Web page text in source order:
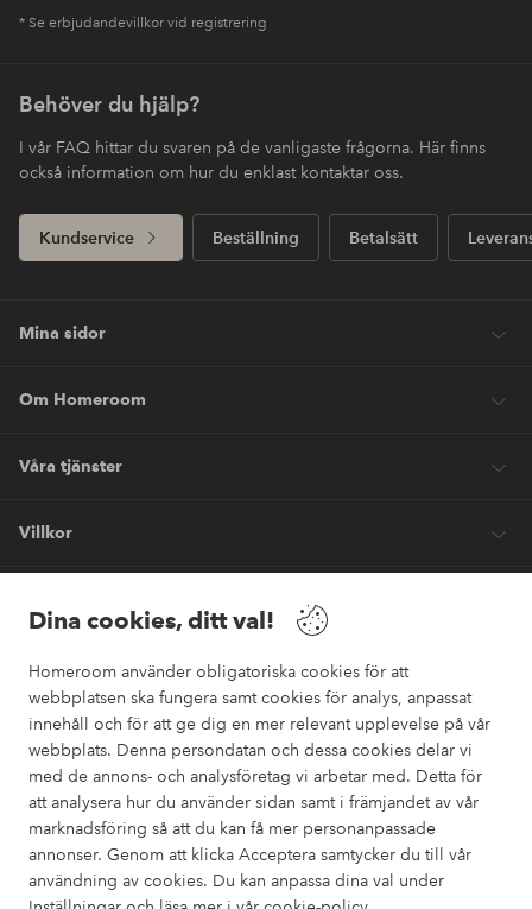
Dina cookies, ditt val!
Homeroom använder obligatoriska cookies för att
webbplatsen ska fungera samt cookies för analys, anpassat
innehåll och för att ge dig en mer relevant upplevelse på vår
webbplats. Denna persondatan och dessa cookies delar vi
med de annons- och analysföretag vi arbetar med. Detta för
att analysera hur du använder sidan samt i främjandet av vår
marknadsföring så att du kan få mer personanpassade
annonser. Genom att klicka Acceptera samtycker du till vår
användning av cookies. Du kan anpassa dina val under
* Se erbjudandevillkor vid registrering
Behöver du hjälp?
I vår FAQ hittar du svaren på de vanligaste frågorna. Här finns
också information om hur du enklast kontaktar oss.
Kundservice Beställning Betalsätt
Mina sidor
Om Homeroom
Våra tjänster
Villkor
Säkra betalningar
Vill du veta mer om våra betalalternativ
elpy